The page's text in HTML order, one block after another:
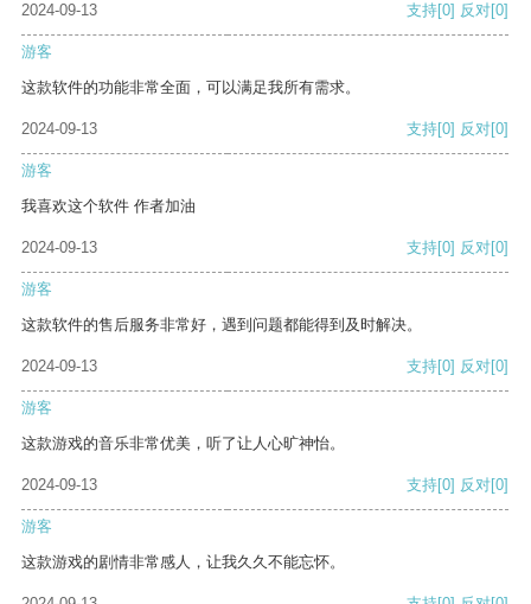
2024-09-13
支持[0] 反对[0]
游客
这款软件的功能非常全面，可以满足我所有需求。
2024-09-13 支持[0] 反对[0]
游客
我喜欢这个软件 作者加油
2024-09-13 支持[0] 反对[0]
游客
这款软件的售后服务非常好，遇到问题都能得到及时解决。
2024-09-13 支持[0] 反对[0]
游客
这款游戏的音乐非常优美，听了让人心旷神怡。
2024-09-13 支持[0] 反对[0]
游客
这款游戏的剧情非常感人，让我久久不能忘怀。